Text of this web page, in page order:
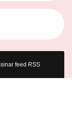
feed RSS